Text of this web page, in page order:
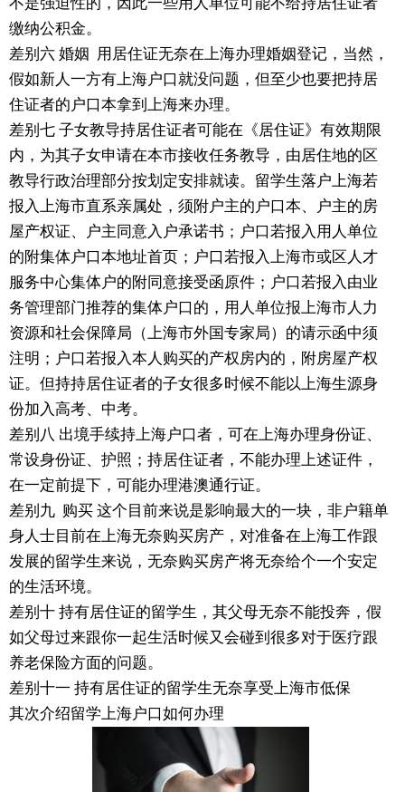
缴纳公积金。
差别六 婚姻 用居住证无奈在上海办理婚姻登记，当然，
假如新人一方有上海户口就没问题，但至少也要把持居
住证者的户口本拿到上海来办理。
差别七 子女教导持居住证者可能在《居住证》有效期限
内，为其子女申请在本市接收任务教导，由居住地的区
教导行政治理部分按划定安排就读。留学生落户上海若
报入上海市直系亲属处，须附户主的户口本、户主的房
屋产权证、户主同意入户承诺书；户口若报入用人单位
的附集体户口本地址首页；户口若报入上海市或区人才
服务中心集体户的附同意接受函原件；户口若报入由业
务管理部门推荐的集体户口的，用人单位报上海市人力
资源和社会保障局（上海市外国专家局）的请示函中须
注明；户口若报入本人购买的产权房内的，附房屋产权
证。但持持居住证者的子女很多时候不能以上海生源身
份加入高考、中考。
差别八 出境手续持上海户口者，可在上海办理身份证、
常设身份证、护照；持居住证者，不能办理上述证件，
在一定前提下，可能办理港澳通行证。
差别九 购买 这个目前来说是影响最大的一块，非户籍单
身人士目前在上海无奈购买房产，对准备在上海工作跟
发展的留学生来说，无奈购买房产将无奈给个一个安定
的生活环境。
差别十 持有居住证的留学生，其父母无奈不能投奔，假
如父母过来跟你一起生活时候又会碰到很多对于医疗跟
养老保险方面的问题。
差别十一 持有居住证的留学生无奈享受上海市低保
其次介绍留学上海户口如何办理